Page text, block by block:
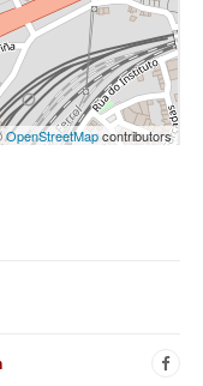
OpenStreetMapcontributors